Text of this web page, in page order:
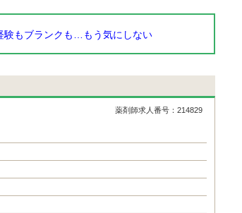
験もブランクも…もう気にしない
薬剤師求人番号：214829